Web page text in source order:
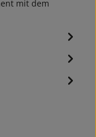
mit dem